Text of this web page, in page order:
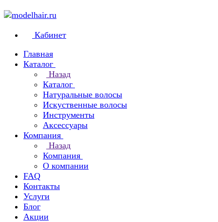
Кабинет
Главная
Каталог
Назад
Каталог
Натуральные волосы
Искуственные волосы
Инструменты
Аксессуары
Компания
Назад
Компания
О компании
FAQ
Контакты
Услуги
Блог
Акции